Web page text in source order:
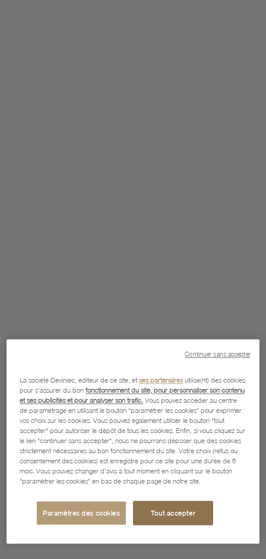
La société Devinlec, éditeur de ce site, etses partenairesutilise(nt) des cookies
pour s'assurer du bonfonctionnement du site, pour personnaliser son contenu
et ses publicités et pour analyser son trafic. Vous pouvez accéder au centre
de paramétrage en utilisant le bouton “paramétrer les cookies” pour exprimer
vos choix sur les cookies. Vous pouvez également utiliser le bouton "tout
accepter" pour autoriser le dépôt de tous les cookies. Enfin, si vous cliquez sur
le lien "continuer sans accepter", nous ne pourrons déposer que des cookies
strictement nécessaires au bon fonctionnement du site. Votre choix (refus ou
consentement des cookies) est enregistré pour ce site pour une durée de 6
mois. Vous pouvez changer d'avis à tout moment en cliquant sur le bouton
"paramétrer les cookies" en bas de chaque page de notre site.
Paramètres des cookies Tout accepter
Continuer sans accepter